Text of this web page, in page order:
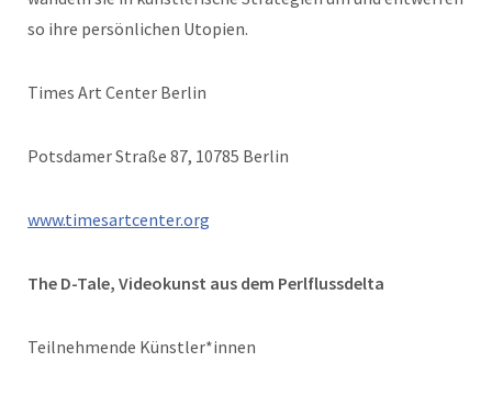
so ihre persönlichen Utopien.
Times Art Center Berlin
Potsdamer Straße 87, 10785 Berlin
www.timesartcenter.org
The D-Tale, Videokunst aus dem Perlflussdelta
Teilnehmende Künstler*innen